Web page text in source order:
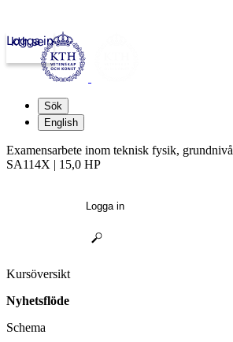
kth.se
Logga in
Sök
English
Examensarbete inom teknisk fysik, grundnivå
SA114X | 15,0 HP
Logga in
Kursöversikt
Nyhetsflöde
Schema